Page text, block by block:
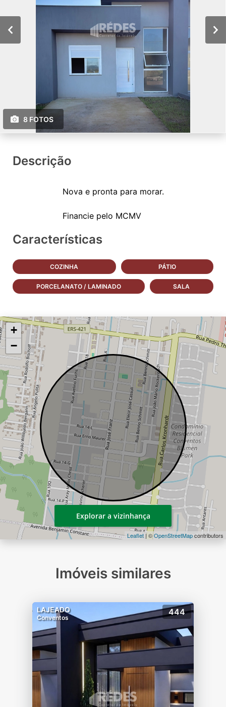
8 FOTOS
Descrição
Nova e pronta para morar.
Financie pelo MCMV
Características
COZINHA PÁTIO
PORCELANATO / LAMINADO SALA
+
−
Leaflet| ©OpenStreetMapcontributors
Explorar a vizinhança
Imóveis similares
LAJEADO
Conventos
444